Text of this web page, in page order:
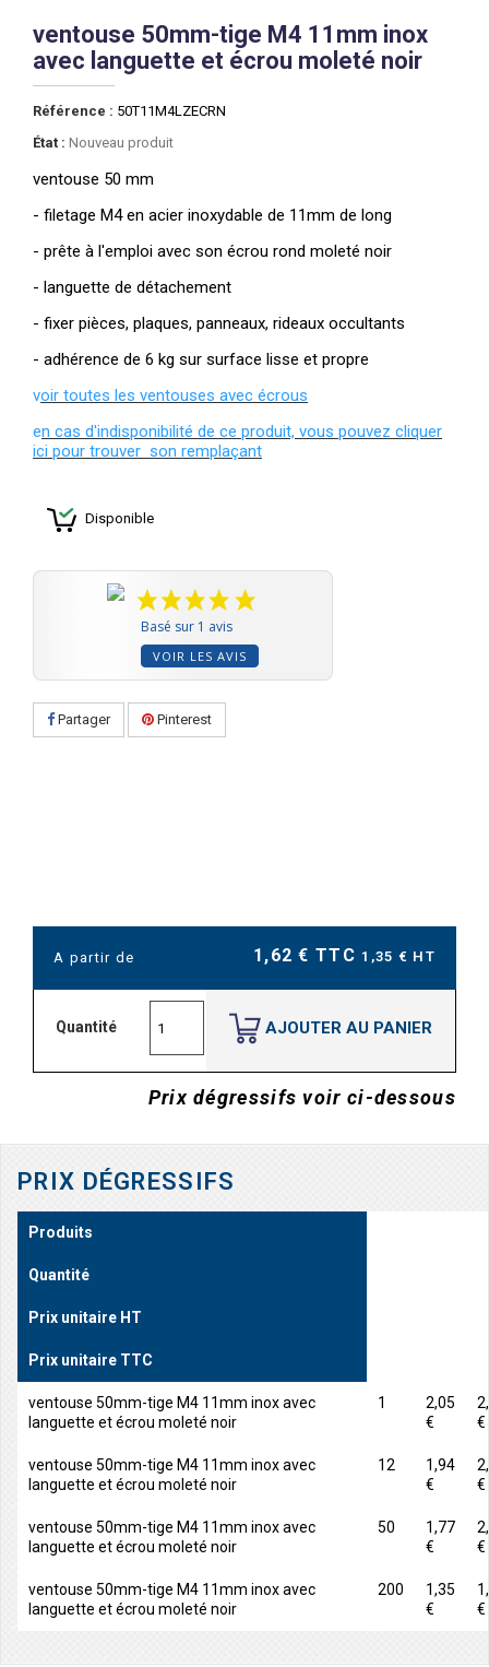
ventouse 50mm-tige M4 11mm inox
avec languette et écrou moleté noir
Référence : 50T11M4LZECRN
État : Nouveau produit
ventouse 50 mm
- filetage M4 en acier inoxydable de 11mm de long
- prête à l'emploi avec son écrou rond moleté noir
- languette de détachement
- fixer pièces, plaques, panneaux, rideaux occultants
- adhérence de 6 kg sur surface lisse et propre
voir toutes les ventouses avec écrous
en cas d'indisponibilité de ce produit, vous pouvez cliquer
ici pour trouver son remplaçant
Disponible
Basé sur 1 avis
VOIR LES AVIS
Partager Pinterest
A partir de 1,62 € TTC 1,35 € HT
Quantité AJOUTER AU PANIER
Prix dégressifs voir ci-dessous
PRIX DÉGRESSIFS
Produits
Quantité
Prix unitaire HT
Prix unitaire TTC
ventouse 50mm-tige M4 11mm inox avec
languette et écrou moleté noir
1
2,05
€
€
ventouse 50mm-tige M4 11mm inox avec
languette et écrou moleté noir
12
1,94
€
€
ventouse 50mm-tige M4 11mm inox avec
languette et écrou moleté noir
50
1,77
€
€
ventouse 50mm-tige M4 11mm inox avec
languette et écrou moleté noir
200
1,35
€
€